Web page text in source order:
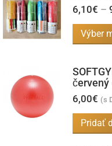
6,10€ –
Výber
6,00€ (s
Pridať